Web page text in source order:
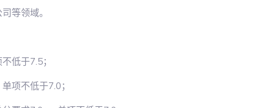
等领域。
低于7.5；
项不低于7.0；